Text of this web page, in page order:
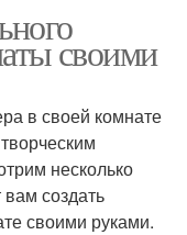
своими
в своей комнате
несколько
создать
своими руками.